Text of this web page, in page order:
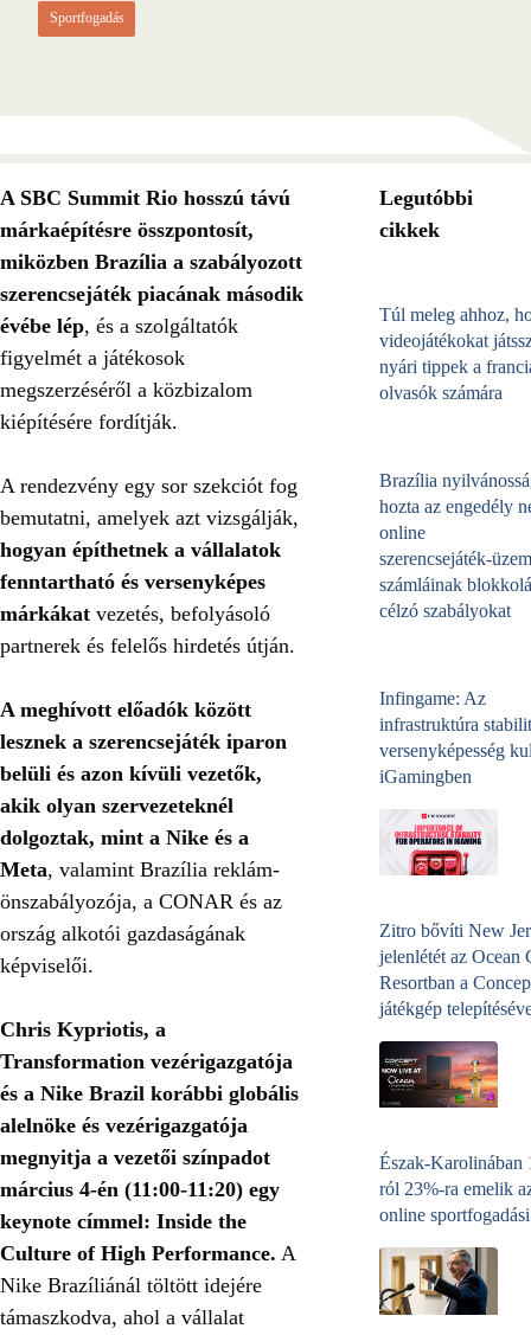
Sportfogadás
A SBC Summit Rio hosszú távú
márkaépítésre összpontosít,
miközben Brazília a szabályozott
szerencsejáték piacának második
évébe lép, és a szolgáltatók
figyelmét a játékosok
megszerzéséről a közbizalom
kiépítésére fordítják.
A rendezvény egy sor szekciót fog
bemutatni, amelyek azt vizsgálják,
hogyan építhetnek a vállalatok
fenntartható és versenyképes
márkákat vezetés, befolyásoló
partnerek és felelős hirdetés útján.
A meghívott előadók között
lesznek a szerencsejáték iparon
belüli és azon kívüli vezetők,
akik olyan szervezeteknél
dolgoztak, mint a Nike és a
Meta, valamint Brazília reklám-
önszabályozója, a CONAR és az
ország alkotói gazdaságának
képviselői.
Chris Kypriotis, a
Transformation vezérigazgatója
és a Nike Brazil korábbi globális
alelnöke és vezérigazgatója
megnyitja a vezetői színpadot
március 4-én (11:00-11:20) egy
keynote címmel: Inside the
Culture of High Performance. A
Nike Brazíliánál töltött idejére
támaszkodva, ahol a vállalat
Legutóbbi
cikkek
Túl meleg ahhoz,
videojátékokat
nyári tippek a
olvasók számára
Brazília
hozta az engedély
online
számláinak
célzó szabályokat
Infingame: Az
infrastruktúra
versenyképesség
iGamingben
Zitro bővíti New
jelenlétét az Ocean
Resortban a
játékgép
Észak-Karolinában
ról 23%-ra emelik
online